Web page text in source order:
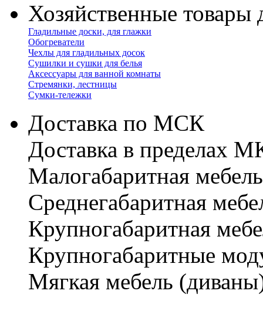
Хозяйственные товары
Гладильные доски, для глажки
Обогреватели
Чехлы для гладильных досок
Сушилки и сушки для белья
Аксессуары для ванной комнаты
Стремянки, лестницы
Сумки-тележки
Доставка по МСК
Доставка в пределах
Малогабаритная
Cреднегабаритная
Крупногабаритная
Крупногабаритные
Мягкая мебель